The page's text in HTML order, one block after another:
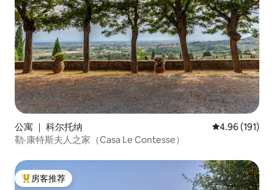
公寓 ｜ 科尔托纳 平均评分 4.96
4.96 (191)
勒·康特斯夫人之家（Casa Le Contesse）
热门「房客推荐」
房客推荐